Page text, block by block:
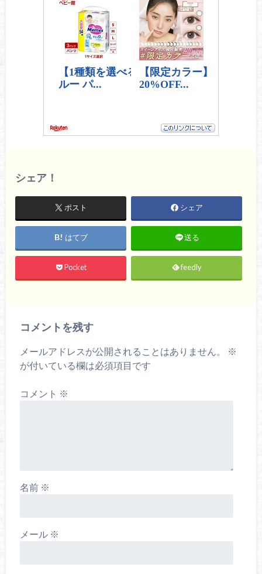
シェア！
ポスト シェア
はてブ 送る
Pocket feedly
コメントを残す
メールアドレスが公開されることはありません。
※
が付いている欄は必須項目です
コメント ※
名前 ※
メール ※